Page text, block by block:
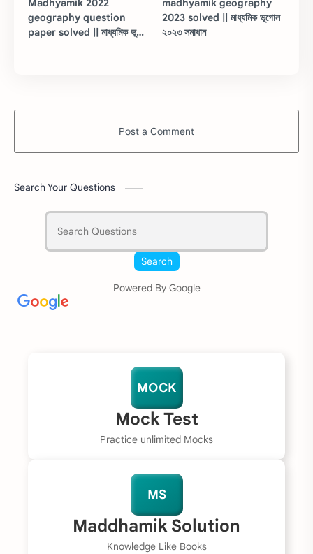
Madhyamik 2022
geography question
paper solved || মাধ্যমিক ভূগোল
madhyamik geography
2023 solved || মাধ্যমিক ভূগোল
২০২৩ সমাধান
Post a Comment
Search Your Questions
Search
Powered By Google
MOCK
Mock Test
Practice unlimited Mocks
MS
Maddhamik Solution
Knowledge Like Books